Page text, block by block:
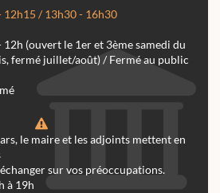
12h15 / 13h30 - 16h30
12h (ouvert le 1er et 3ème samedi du
fermé juillet/août) / Fermé au public
le maire et les adjoints mettent en
sur vos préoccupations.
à 19h